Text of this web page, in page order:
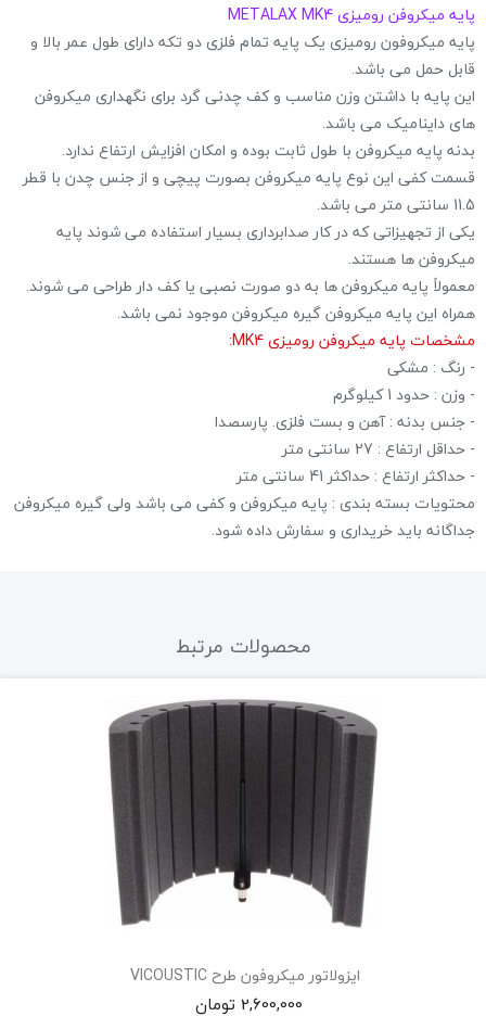
پایه میکروفن رومیزی METALAX MK4
پایه میکروفون رومیزی یک پایه تمام فلزی دو تکه دارای طول عمر بالا و
قابل حمل می باشد.
این پایه با داشتن وزن مناسب و کف چدنی گرد برای نگهداری میکروفن
های داینامیک می باشد.
بدنه پایه میکروفن با طول ثابت بوده و امکان افزایش ارتفاع ندارد.
قسمت کفی این نوع پایه میکروفن بصورت پیچی و از جنس چدن با قطر
11.5 سانتی متر می باشد.
یکی از تجهیزاتی که در کار صدابرداری بسیار استفاده می شوند پایه
میکروفن ها هستند.
معمولاً پایه میکروفن ها به دو صورت نصبی یا کف دار طراحی می شوند.
همراه این پایه میکروفن گیره میکروفن موجود نمی باشد.
مشخصات پایه میکروفن رومیزی MK4:
- رنگ : مشکی
- وزن : حدود 1 کیلوگرم
- جنس بدنه : آهن و بست فلزی. پارسصدا
- حداقل ارتفاع : 27 سانتی متر
- حداکثر ارتفاع : حداکثر 41 سانتی متر
محتویات بسته بندی : پایه میکروفن و کفی می باشد ولی گیره میکروفن
جداگانه باید خریداری و سفارش داده شود.
محصولات مرتبط
ایزولاتور میکروفون طرح ‏VICOUSTIC‏ ‏
2,600,000 تومان